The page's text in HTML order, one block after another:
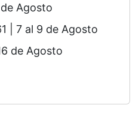
Agosto
| 7 al 9 de Agosto
de Agosto